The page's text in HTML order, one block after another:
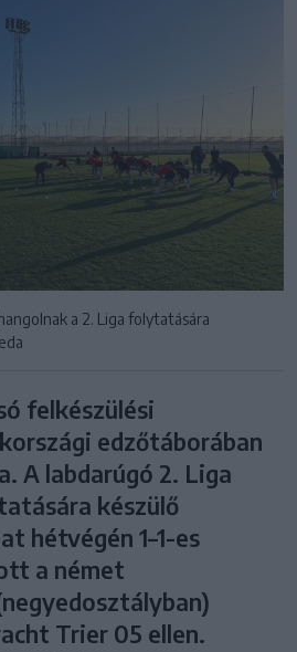
a 2. Liga folytatására
felkészülési
edzőtáborában
A labdarúgó 2. Liga
készülő
hétvégén 1–1-es
a német
Trier 05 ellen.